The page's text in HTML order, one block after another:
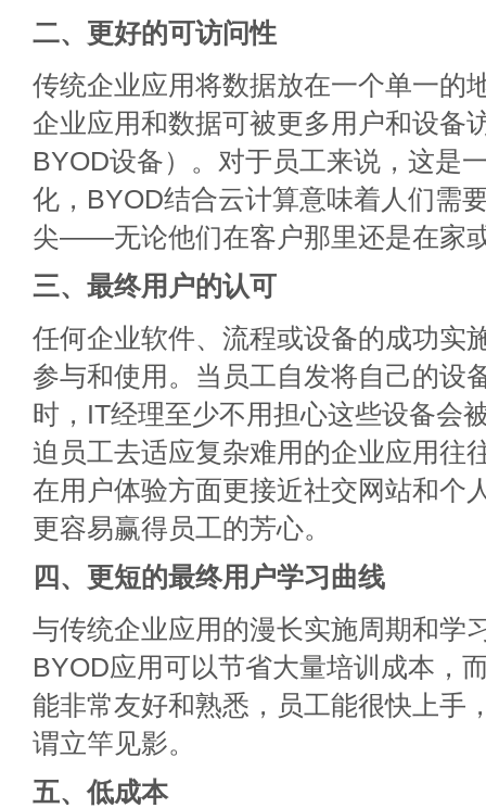
二、更好的可访问性
传统企业应用将数据放在一个单一的
企业应用和数据可被更多用户和设备
BYOD设备）。对于员工来说，这是
化，BYOD结合云计算意味着人们需
尖——无论他们在客户那里还是在家
三、最终用户的认可
任何企业软件、流程或设备的成功实
参与和使用。当员工自发将自己的设
时，IT经理至少不用担心这些设备会
迫员工去适应复杂难用的企业应用往
在用户体验方面更接近社交网站和个
更容易赢得员工的芳心。
四、更短的最终用户学习曲线
与传统企业应用的漫长实施周期和学
BYOD应用可以节省大量培训成本，
能非常友好和熟悉，员工能很快上手
谓立竿见影。
五、低成本